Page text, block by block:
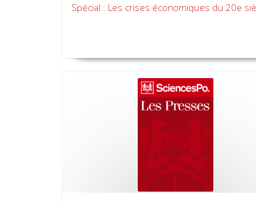
Spécial : Les crises économiques du 20e